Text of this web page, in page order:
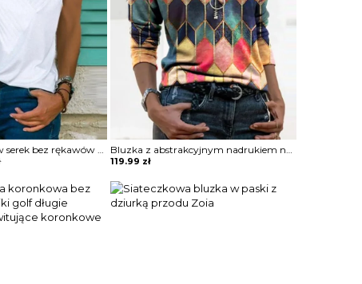
Jednolity dekolt w serek bez rękawów casual tops bluzka Porsha Bluzka z abstrakcyjnym nadrukiem na suwak Kim
119.99 zł